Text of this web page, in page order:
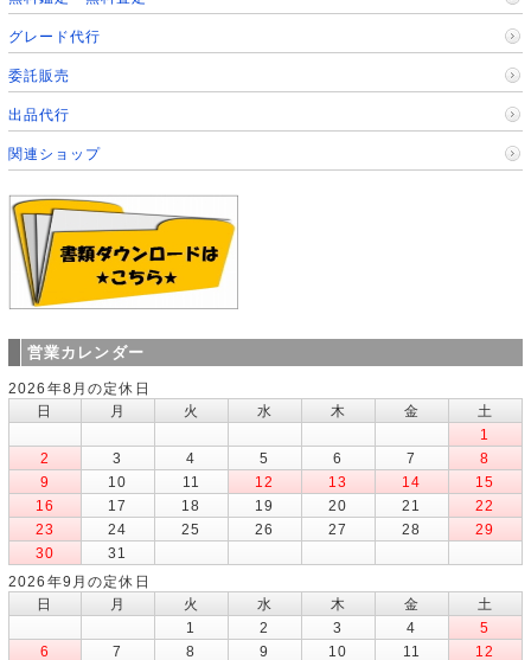
グレード代行
委託販売
出品代行
関連ショップ
営業カレンダー
2026年8月の定休日
日
月 火 水 木 金
土
1
2
3 4 5 6 7
8
9
10 11 12 13 14
15
16
17 18 19 20 21
22
23
24 25 26 27 28
29
30
31
2026年9月の定休日
日
月 火 水 木 金
土
1
2 3 4
5
6
7 8 9 10 11
12